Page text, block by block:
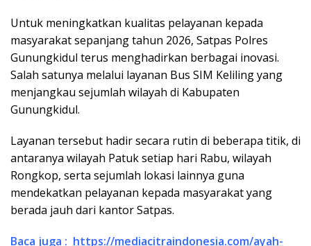
Untuk meningkatkan kualitas pelayanan kepada
masyarakat sepanjang tahun 2026, Satpas Polres
Gunungkidul terus menghadirkan berbagai inovasi.
Salah satunya melalui layanan Bus SIM Keliling yang
menjangkau sejumlah wilayah di Kabupaten
Gunungkidul.
Layanan tersebut hadir secara rutin di beberapa titik, di
antaranya wilayah Patuk setiap hari Rabu, wilayah
Rongkop, serta sejumlah lokasi lainnya guna
mendekatkan pelayanan kepada masyarakat yang
berada jauh dari kantor Satpas.
Baca juga : https://mediacitraindonesia.com/ayah-